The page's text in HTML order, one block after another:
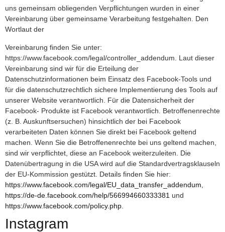
uns gemeinsam obliegenden Verpflichtungen wurden in einer
Vereinbarung über gemeinsame Verarbeitung festgehalten. Den
Wortlaut der
Vereinbarung finden Sie unter:
https://www.facebook.com/legal/controller_addendum. Laut dieser
Vereinbarung sind wir für die Erteilung der
Datenschutzinformationen beim Einsatz des Facebook-Tools und
für die datenschutzrechtlich sichere Implementierung des Tools auf
unserer Website verantwortlich. Für die Datensicherheit der
Facebook- Produkte ist Facebook verantwortlich. Betroffenenrechte
(z. B. Auskunftsersuchen) hinsichtlich der bei Facebook
verarbeiteten Daten können Sie direkt bei Facebook geltend
machen. Wenn Sie die Betroffenenrechte bei uns geltend machen,
sind wir verpflichtet, diese an Facebook weiterzuleiten. Die
Datenübertragung in die USA wird auf die Standardvertragsklauseln
der EU-Kommission gestützt. Details finden Sie hier:
https://www.facebook.com/legal/EU_data_transfer_addendum
https://de-de.facebook.com/help/566994660333381 und
https://www.facebook.com/policy.php
Instagram